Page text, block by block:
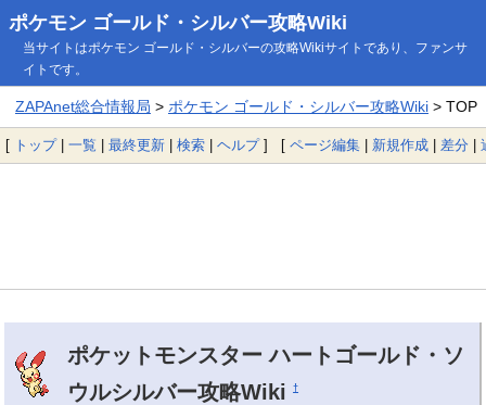
ポケモン ゴールド・シルバー攻略Wiki
当サイトはポケモン ゴールド・シルバーの攻略Wikiサイトであり、ファンサ
イトです。
ZAPAnet総合情報局 > ポケモン ゴールド・シルバー攻略Wiki> TOP
[ トップ| 一覧 | 最終更新 | 検索 | ヘルプ] [ ページ編集 | 新規作成 | 差分 |
ポケットモンスター ハートゴールド・ソ
ウルシルバー攻略Wiki†